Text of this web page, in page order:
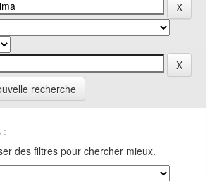
recherche
:
des filtres pour chercher mieux.